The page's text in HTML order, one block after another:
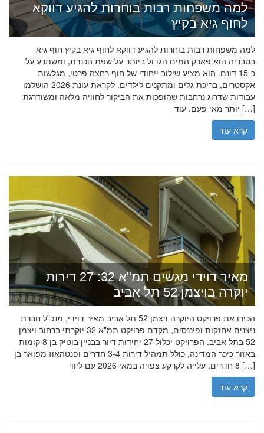
למה משפחות רבות בוחרות להגיע דווקא
לחוף גיא בקיץ
למה משפחות רבות בוחרות להגיע דווקא לחוף גיא בקיץ חוף גיא
בטבריה הוא פארק המים הגדול ביותר על שפת הכנרת, ומשתרע על
כ-15 דונם. הוא מציע שילוב ייחודי של חוף רחצה פרטי, מגלשות
אקסטרים, בריכת גלים ומתקנים לילדים. לקראת עונת 2026 הושלמו
עבודות שדרוג נרחבות שהופכות את הביקור לחוויה מלאה ומשודרגת
יותר מאי פעם. עוד […]
קרא עוד
מאיר דוידי מגשים תמ"א 32: 27 דירות
יוקרה בויצמן 52 תל אביב
הכירו את פרויקט היוקרה ויצמן 52 תל אביב מאיר דוידי, מנכ"ל חברת
ניצנים אחזקות ופיננסים, מקדם פרויקט תמ"א 32 יוקרתי ברחוב ויצמן
52 בתל אביב. הפרויקט יכלול 27 יחידות דיור בבניין בוטיק בן 8 קומות
באזור כיכר המדינה, כולל תמהיל דירות 3-4 חדרים ופנטהאוז מפואר בן
8 חדרים. עלייה לקרקע צפויה במאי 2026 עם ליווי […]
קרא עוד